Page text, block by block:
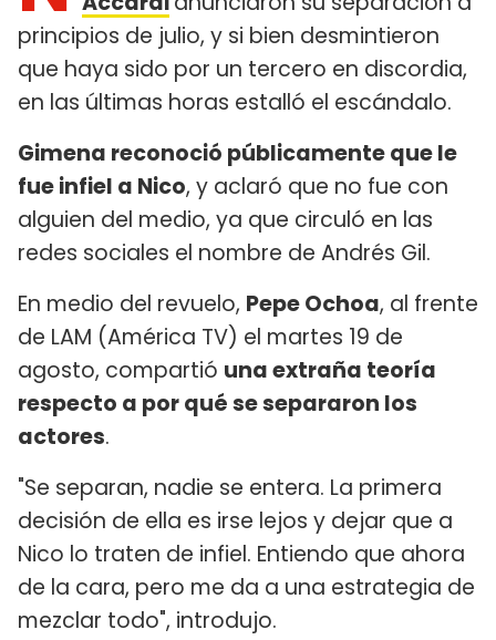
principios de julio, y si bien desmintieron
que haya sido por un tercero en discordia,
en las últimas horas estalló el escándalo.
Gimena reconoció públicamente que le
fue infiel a Nico, y aclaró que no fue con
alguien del medio, ya que circuló en las
redes sociales el nombre de Andrés Gil.
En medio del revuelo, Pepe Ochoa, al frente
de LAM (América TV) el martes 19 de
agosto, compartió una extraña teoría
respecto a por qué se separaron los
actores.
"Se separan, nadie se entera. La primera
decisión de ella es irse lejos y dejar que a
Nico lo traten de infiel. Entiendo que ahora
de la cara, pero me da a una estrategia de
mezclar todo", introdujo.